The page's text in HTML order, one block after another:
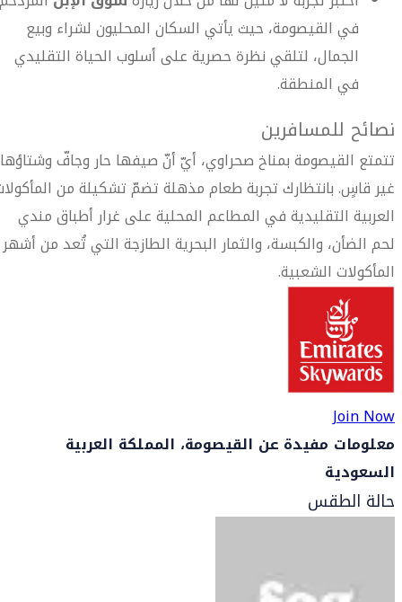
في القيصومة، حيث يأتي السكان المحليون لشراء وبيع
الجمال، لتلقي نظرة حصرية على أسلوب الحياة التقليدي
في المنطقة.
نصائح للمسافرين
تتمتع القيصومة بمناخ صحراوي، أيّ أنّ صيفها حار وجافّ وشتاؤها
غير قاسٍ. بانتظارك تجربة طعام مذهلة تضمّ تشكيلة من
العربية التقليدية في المطاعم المحلية على غرار أطباق مندي
لحم الضأن، والكبسة، والثمار البحرية الطازجة التي تُعد من أشهر
المأكولات الشعبية.
Join Now
معلومات مفيدة عن القيصومة، المملكة العربية
السعودية
حالة الطقس